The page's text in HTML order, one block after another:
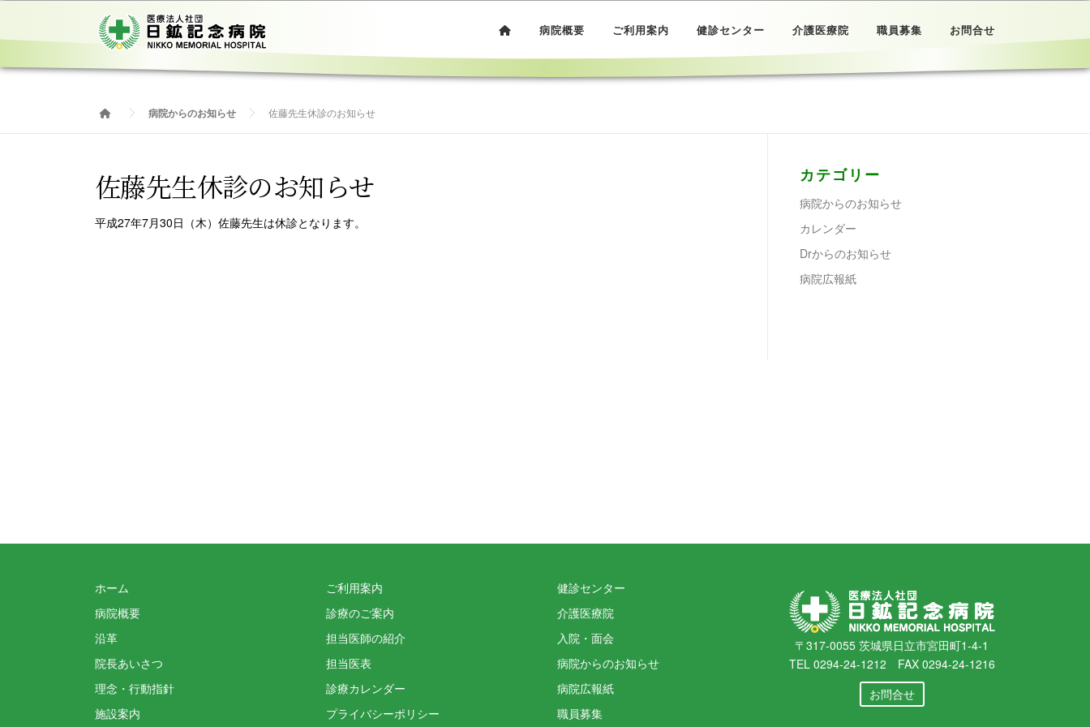
ン
病院概要 ご利用案内 健診センター 介護医療院 職員募集 お問合せ
病院からのお知らせ 佐藤先生休診のお知らせ
佐藤先生休診のお知らせ
平成27年7月30日（木）佐藤先生は休診となります。
カテゴリー
病院からのお知らせ
カレンダー
Drからのお知らせ
病院広報紙
ホーム
病院概要
沿革
院長あいさつ
理念・行動指針
施設案内
ご利用案内
診療のご案内
担当医師の紹介
担当医表
診療カレンダー
プライバシーポリシー
健診センター
介護医療院
入院・面会
病院からのお知らせ
病院広報紙
職員募集
〒317-0055 茨城県日立市宮田町1-4-1
TEL 0294-24-1212 FAX 0294-24-1216
お問合せ